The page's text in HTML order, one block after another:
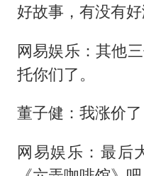
好故事，有没有好
网易娱乐：其他
托你们了。
董子健：我涨价
网易娱乐：最后